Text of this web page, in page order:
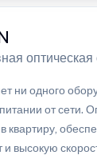
оптическая
ни одного
от сети.
квартиру,
высокую